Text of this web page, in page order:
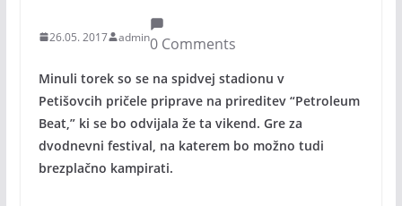
26.05. 2017 admin0 Comments
Minuli torek so se na spidvej stadionu v
Petišovcih pričele priprave na prireditev “Petroleum
Beat,” ki se bo odvijala že ta vikend. Gre za
dvodnevni festival, na katerem bo možno tudi
brezplačno kampirati.